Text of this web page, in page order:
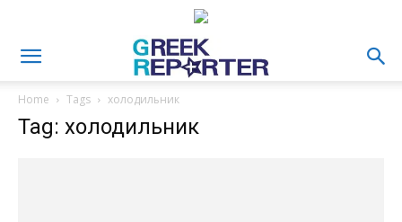
Home Tags холодильник
Tag: холодильник